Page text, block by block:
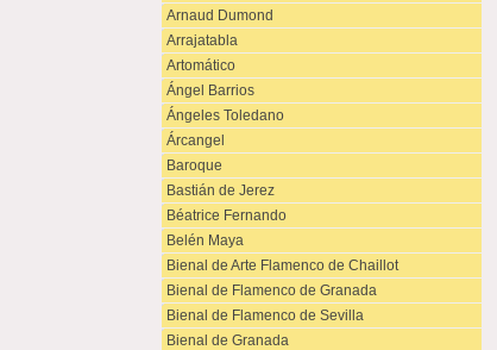
Arnaud Dumond
Arrajatabla
Artomático
Ángel Barrios
Ángeles Toledano
Árcangel
Baroque
Bastián de Jerez
Béatrice Fernando
Belén Maya
Bienal de Arte Flamenco de Chaillot
Bienal de Flamenco de Granada
Bienal de Flamenco de Sevilla
Bienal de Granada